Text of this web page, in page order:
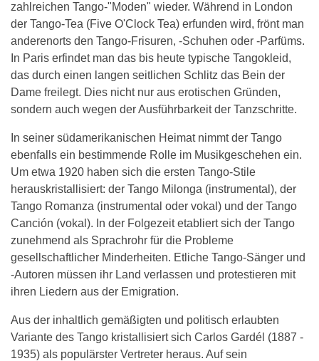
zahlreichen Tango-"Moden" wieder. Während in London
der Tango-Tea (Five O'Clock Tea) erfunden wird, frönt man
anderenorts den Tango-Frisuren, -Schuhen oder -Parfüms.
In Paris erfindet man das bis heute typische Tangokleid,
das durch einen langen seitlichen Schlitz das Bein der
Dame freilegt. Dies nicht nur aus erotischen Gründen,
sondern auch wegen der Ausführbarkeit der Tanzschritte.
In seiner südamerikanischen Heimat nimmt der Tango
ebenfalls ein bestimmende Rolle im Musikgeschehen ein.
Um etwa 1920 haben sich die ersten Tango-Stile
herauskristallisiert: der Tango Milonga (instrumental), der
Tango Romanza (instrumental oder vokal) und der Tango
Canción (vokal). In der Folgezeit etabliert sich der Tango
zunehmend als Sprachrohr für die Probleme
gesellschaftlicher Minderheiten. Etliche Tango-Sänger und
-Autoren müssen ihr Land verlassen und protestieren mit
ihren Liedern aus der Emigration.
Aus der inhaltlich gemäßigten und politisch erlaubten
Variante des Tango kristallisiert sich Carlos Gardél (1887 -
1935) als populärster Vertreter heraus. Auf sein